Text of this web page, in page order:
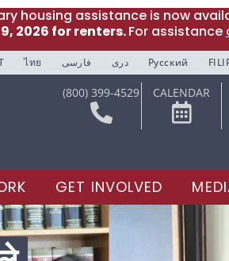
housing assistance is now
2026 for renters.For assistance
ไทย فارسی دری Русский
(800) 399-4529 CALENDAR
GET INVOLVED